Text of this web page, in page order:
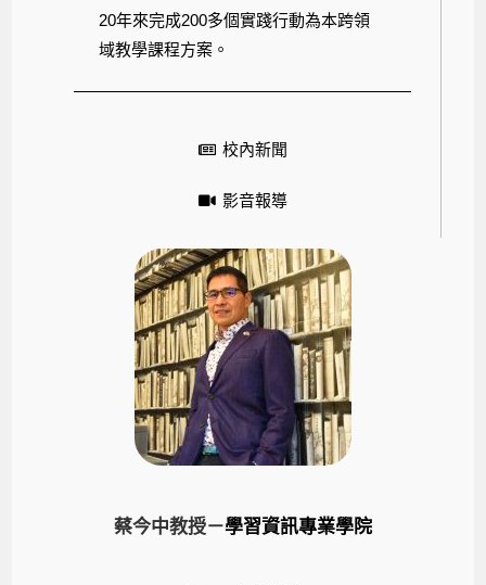
20年來完成200多個實踐行動為本跨領
域教學課程方案。
校內新聞
影音報導
蔡今中教授－學習資訊專業學院